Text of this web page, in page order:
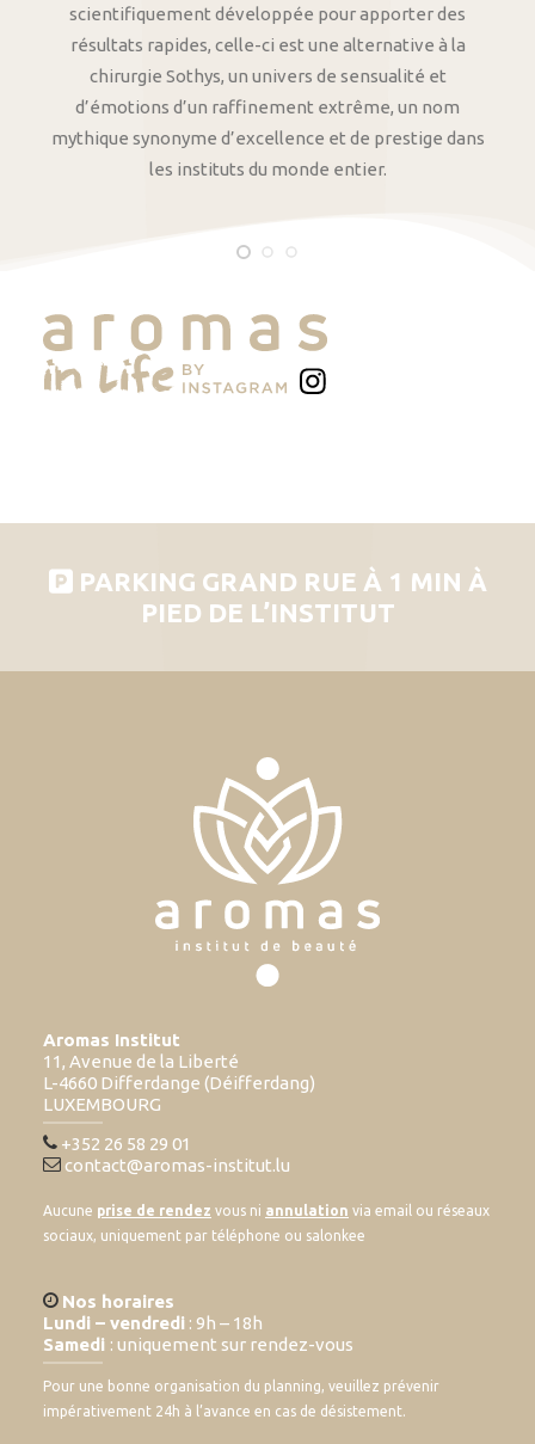
scientifiquement développée pour apporter des
résultats rapides, celle-ci est une alternative à la
chirurgie Sothys, un univers de sensualité et
d’émotions d’un raffinement extrême, un nom
mythique synonyme d’excellence et de prestige dans
les instituts du monde entier.
PARKING GRAND RUE À 1 MIN À
PIED DE L’INSTITUT
Aromas Institut
11, Avenue de la Liberté
L-4660 Differdange (Déifferdang)
LUXEMBOURG
+352 26 58 29 01
contact@aromas-institut.lu
Aucune prise de rendez vous ni annulation via email ou réseaux
sociaux, uniquement par téléphone ou salonkee
Nos horaires
Lundi – vendredi : 9h – 18h
Samedi : uniquement sur rendez-vous
Pour une bonne organisation du planning, veuillez prévenir
impérativement 24h à l’avance en cas de désistement.